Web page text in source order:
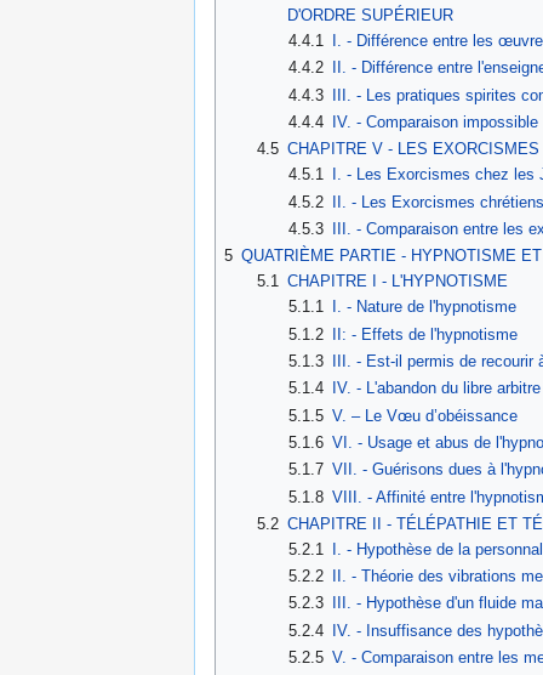
D'ORDRE SUPÉRIEUR
4.4.1
I. - Différence entre les
4.4.2
II. - Différence entre
4.4.3 III. - Les pratiques spirites
4.4.4
IV. - Comparaison
4.5 CHAPITRE V - LES
4.5.1
I. - Les Exorcismes chez les
4.5.2 II. - Les Exorcismes
4.5.3
III. - Comparaison entre les
5 QUATRIÈME PARTIE - HYPNOTISME
5.1 CHAPITRE I - L'HYPNOTISME
5.1.1
I. - Nature de l'hypnotisme
5.1.2 II: - Effets de l'hypnotisme
5.1.3
III. - Est-il permis de recourir
5.1.4
IV. - L'abandon du libre
5.1.5 V. – Le Vœu d’obéissance
5.1.6 VI. - Usage et abus de
5.1.7 VII. - Guérisons dues à
5.1.8 VIII. - Affinité entre
5.2 CHAPITRE II - TÉLÉPATHIE ET
5.2.1
I. - Hypothèse de la
5.2.2
II. - Théorie des vibrations
5.2.3
III. - Hypothèse d'un fluide
5.2.4
IV. - Insuffisance des
5.2.5 V. - Comparaison entre les